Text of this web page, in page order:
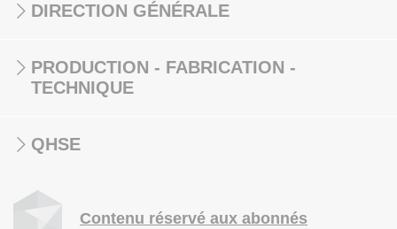
DIRECTION GÉNÉRALE
PRODUCTION - FABRICATION -
TECHNIQUE
QHSE
Contenu réservé aux abonnés